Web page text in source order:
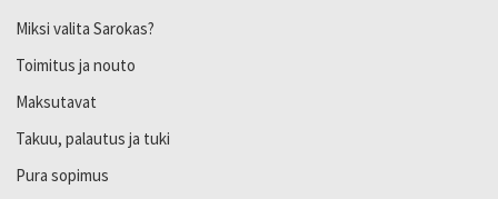
Miksi valita Sarokas?
Toimitus ja nouto
Maksutavat
Takuu, palautus ja tuki
Pura sopimus